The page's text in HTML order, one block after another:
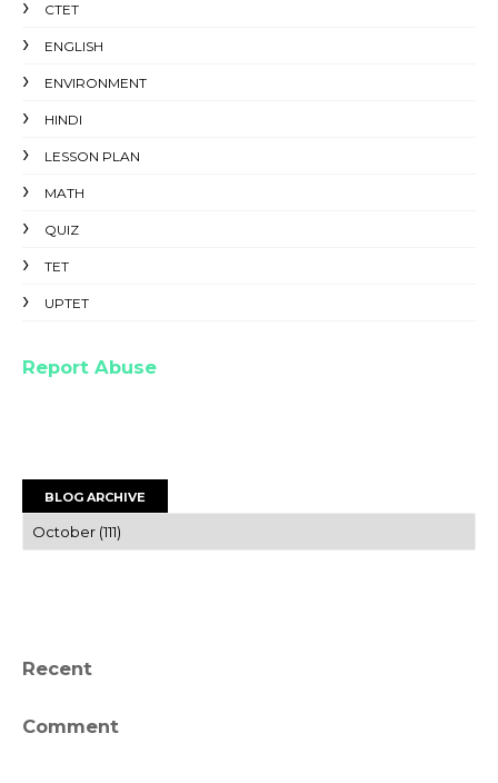
CTET
ENGLISH
ENVIRONMENT
HINDI
LESSON PLAN
MATH
QUIZ
TET
UPTET
Report Abuse
BLOG ARCHIVE
Recent
Comment